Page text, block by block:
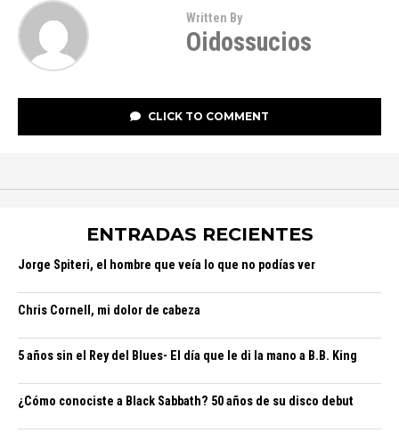
Written By
Oidossucios
CLICK TO COMMENT
ENTRADAS RECIENTES
Jorge Spiteri, el hombre que veía lo que no podías ver
Chris Cornell, mi dolor de cabeza
5 años sin el Rey del Blues- El día que le di la mano a B.B. King
¿Cómo conociste a Black Sabbath? 50 años de su disco debut